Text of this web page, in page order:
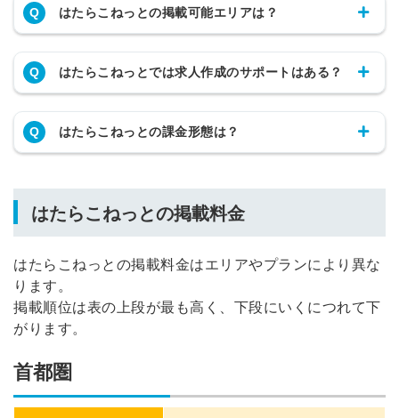
Q はたらこねっとの掲載可能エリアは？
Q はたらこねっとでは求人作成のサポートはある？
Q はたらこねっとの課金形態は？
はたらこねっとの掲載料金
はたらこねっとの掲載料金はエリアやプランにより異な
ります。
掲載順位は表の上段が最も高く、下段にいくにつれて下
がります。
首都圏
する
でログイン
メールアドレス
※ログインIDとなります
利用規約と 個人情報の取り扱い
について
他サービスIDで登録